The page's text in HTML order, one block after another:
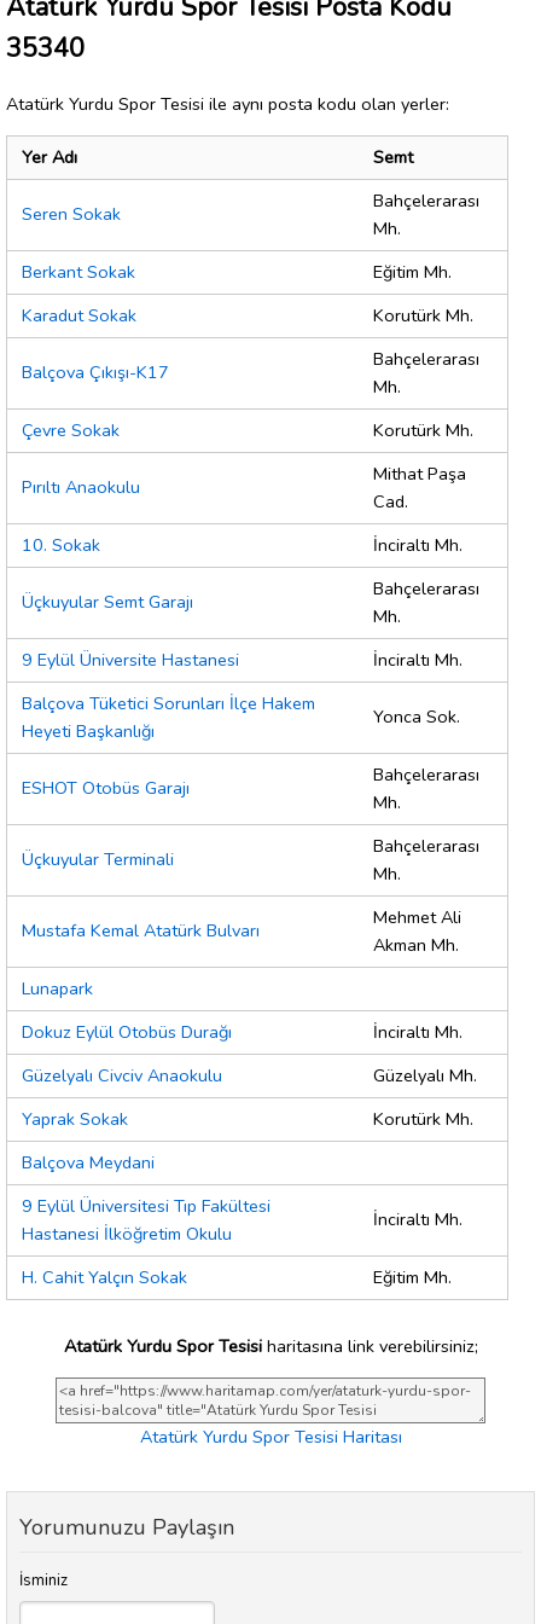
35340
Atatürk Yurdu Spor Tesisi ile aynı posta kodu olan yerler:
Yer Adı Semt
Seren Sokak
Bahçelerarası
Mh.
Berkant Sokak
Eğitim Mh.
Karadut Sokak
Korutürk Mh.
Balçova Çıkışı-K17
Bahçelerarası
Mh.
Çevre Sokak
Korutürk Mh.
Pırıltı Anaokulu
Mithat Paşa
Cad.
10. Sokak
İnciraltı Mh.
Üçkuyular Semt Garajı
Bahçelerarası
Mh.
9 Eylül Üniversite Hastanesi
İnciraltı Mh.
Balçova Tüketici Sorunları İlçe Hakem
Heyeti Başkanlığı
Yonca Sok.
ESHOT Otobüs Garajı
Bahçelerarası
Mh.
Üçkuyular Terminali
Bahçelerarası
Mh.
Mustafa Kemal Atatürk Bulvarı
Mehmet Ali
Akman Mh.
Lunapark
Dokuz Eylül Otobüs Durağı
İnciraltı Mh.
Güzelyalı Civciv Anaokulu
Güzelyalı Mh.
Yaprak Sokak
Korutürk Mh.
Balçova Meydani
9 Eylül Üniversitesi Tıp Fakültesi
Hastanesi İlköğretim Okulu
İnciraltı Mh.
H. Cahit Yalçın Sokak Eğitim Mh.
Atatürk Yurdu Spor Tesisiharitasına link verebilirsiniz;
Atatürk Yurdu Spor Tesisi Haritası
Yorumunuzu Paylaşın
İsminiz